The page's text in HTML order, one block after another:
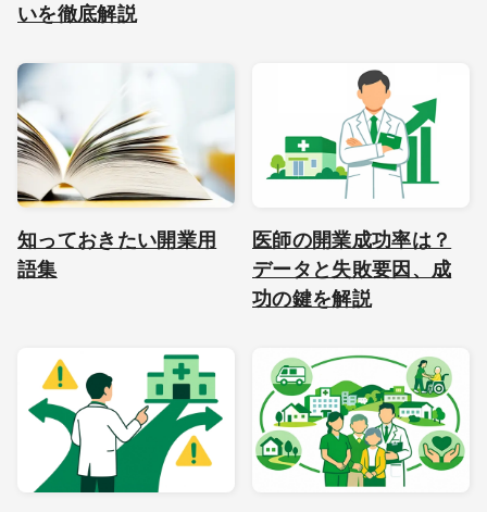
いを徹底解説
知っておきたい開業用
語集
医師の開業成功率は？
データと失敗要因、成
功の鍵を解説